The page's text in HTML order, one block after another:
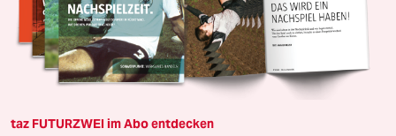
taz FUTURZWEI im Abo entdecken